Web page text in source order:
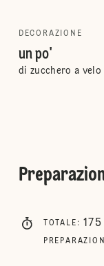
DECORAZIONE
un po'
di zucchero a velo
TOTALE : 175